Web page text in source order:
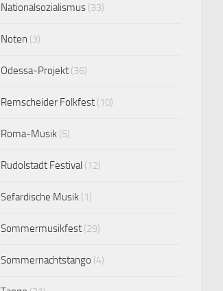
Nationalsozialismus (33)
Noten (3)
Odessa-Projekt (36)
Remscheider Folkfest (10)
Roma-Musik (5)
Rudolstadt Festival (12)
Sefardische Musik (1)
Sommermusikfest (29)
Sommernachtstango (4)